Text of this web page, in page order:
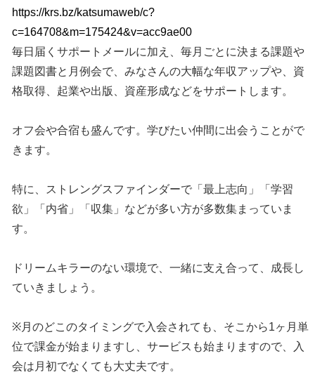
https://krs.bz/katsumaweb/c?
c=164708&m=175424&v=acc9ae00
毎日届くサポートメールに加え、毎月ごとに決まる課題や
課題図書と月例会で、みなさんの大幅な年収アップや、資
格取得、起業や出版、資産形成などをサポートします。
オフ会や合宿も盛んです。学びたい仲間に出会うことがで
きます。
特に、ストレングスファインダーで「最上志向」「学習
欲」「内省」「収集」などが多い方が多数集まっていま
す。
ドリームキラーのない環境で、一緒に支え合って、成長し
ていきましょう。
※月のどこのタイミングで入会されても、そこから1ヶ月単
位で課金が始まりますし、サービスも始まりますので、入
会は月初でなくても大丈夫です。